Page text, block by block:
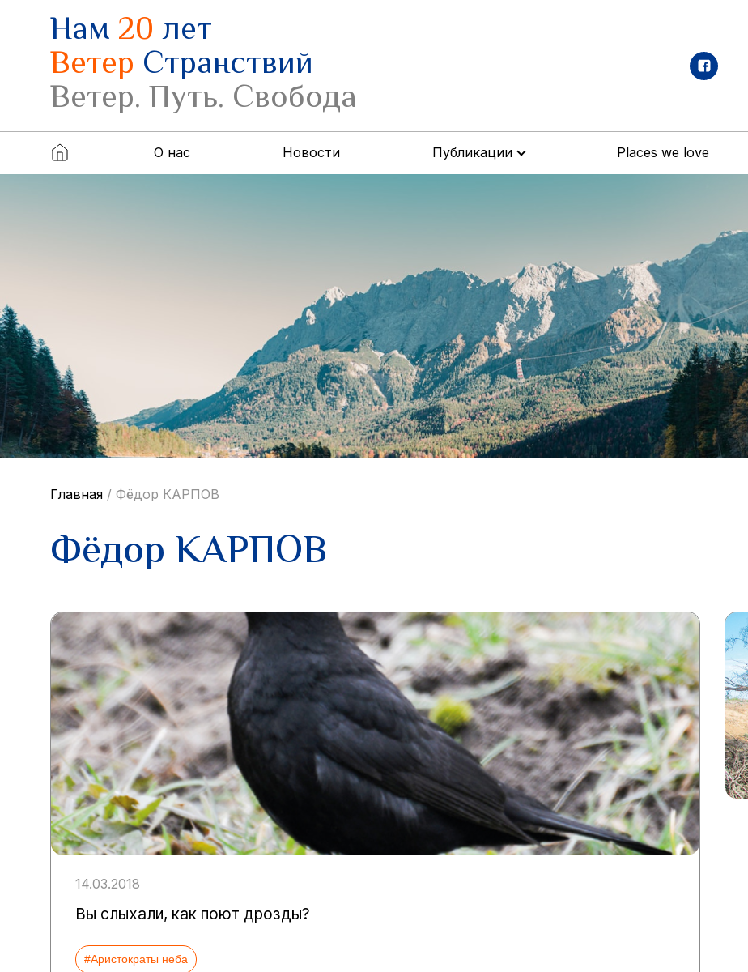
Нам20лет
Ветер Странствий
Ветер. Путь. Свобода
О нас Новости Публикации Places we love
Главная / Фёдор КАРПОВ
Фёдор КАРПОВ
14.03.2018
Вы слыхали, как поют дрозды?
#Аристократы неба